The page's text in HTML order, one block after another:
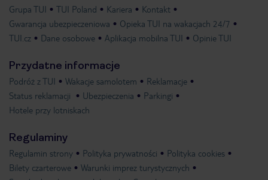
Grupa TUI TUI Poland Kariera
Kontakt
Gwarancja ubezpieczeniowa
Opieka TUI na wakacjach 24/7
TUI.cz
Dane osobowe Aplikacja mobilna TUI Opinie TUI
Przydatne informacje
Podróż z TUI Wakacje samolotem
Reklamacje
Status reklamacji
Ubezpieczenia
Parkingi
Hotele przy lotniskach
Regulaminy
Regulamin strony Polityka prywatności
Polityka cookies
Bilety czarterowe
Warunki imprez turystycznych